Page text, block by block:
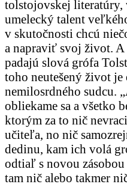
tolstojovskej literatúry,
umelecký talent
v skutočnosti chcú
a napraviť svoj život.
padajú slová grófa
toho neutešený život
nemilosrdného sudcu.
obliekame sa a všetko
ktorým za to nič
učiteľa, no nič
dedinu, kam ich volá
odtiaľ s novou
tam nič alebo takmer